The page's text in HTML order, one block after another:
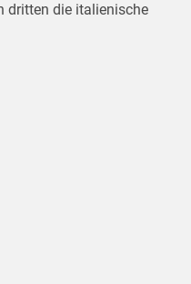
dritten die italienische